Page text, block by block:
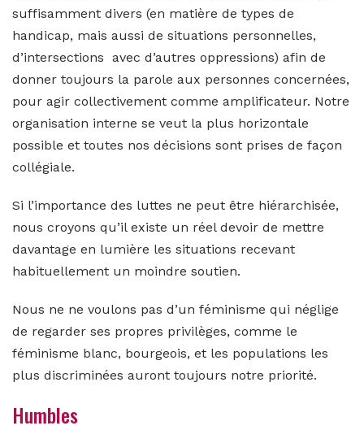
suffisamment divers (en matière de types de
handicap, mais aussi de situations personnelles,
d’intersections avec d’autres oppressions) afin de
donner toujours la parole aux personnes concernées,
pour agir collectivement comme amplificateur. Notre
organisation interne se veut la plus horizontale
possible et toutes nos décisions sont prises de façon
collégiale.
Si l’importance des luttes ne peut être hiérarchisée,
nous croyons qu’il existe un réel devoir de mettre
davantage en lumière les situations recevant
habituellement un moindre soutien.
Nous ne ne voulons pas d’un féminisme qui néglige
de regarder ses propres privilèges, comme le
féminisme blanc, bourgeois, et les populations les
plus discriminées auront toujours notre priorité.
Humbles